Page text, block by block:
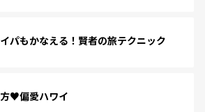
パもかなえる！賢者の旅テクニック
♥偏愛ハワイ